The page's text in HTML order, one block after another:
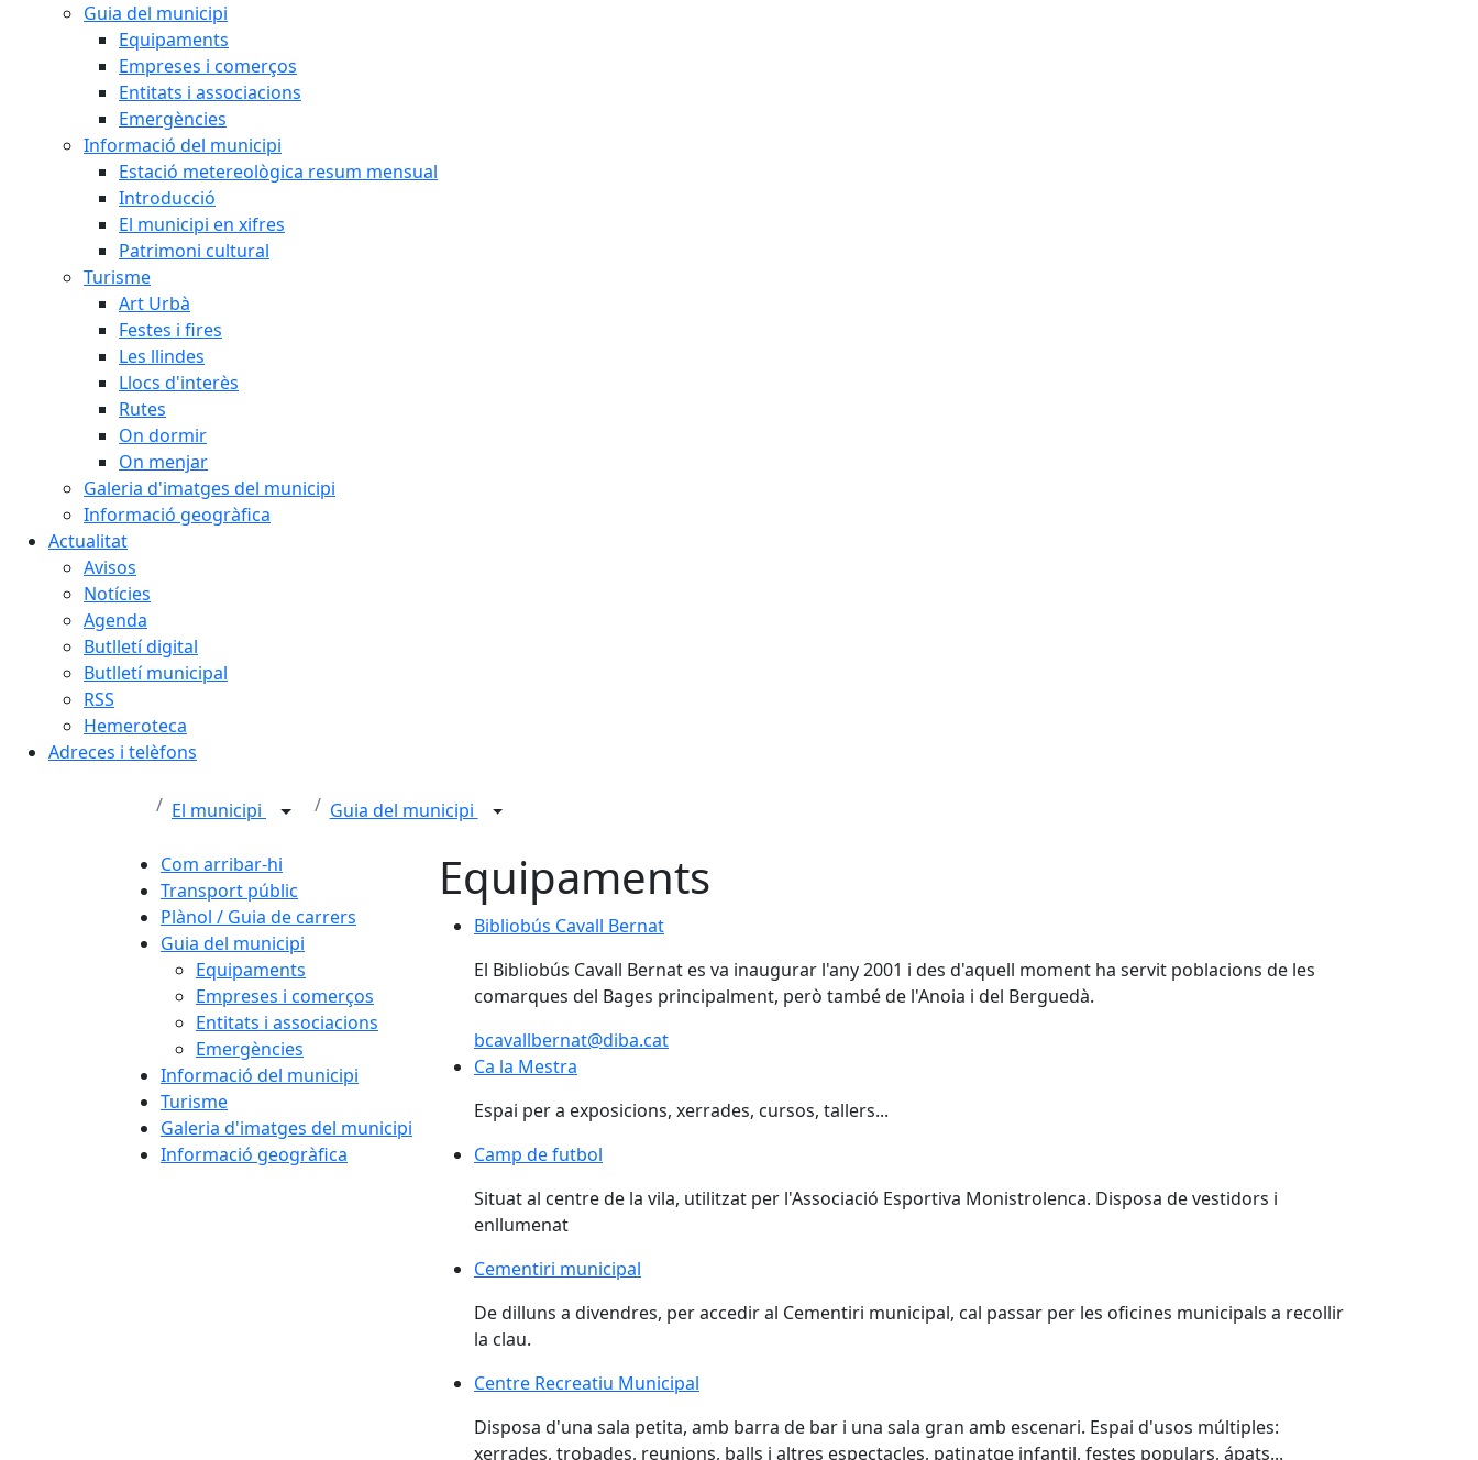
Guia del municipi
Equipaments
Empreses i comerços
Entitats i associacions
Emergències
Informació del municipi
Estació metereològica resum mensual
Introducció
El municipi en xifres
Patrimoni cultural
Turisme
Art Urbà
Festes i fires
Les llindes
Llocs d'interès
Rutes
On dormir
On menjar
Galeria d'imatges del municipi
Informació geogràfica
Actualitat
Avisos
Notícies
Agenda
Butlletí digital
Butlletí municipal
RSS
Hemeroteca
Adreces i telèfons
El municipi Guia del municipi
Com arribar-hi
Transport públic
Plànol / Guia de carrers
Guia del municipi
Equipaments
Empreses i comerços
Entitats i associacions
Emergències
Informació del municipi
Turisme
Galeria d'imatges del municipi
Informació geogràfica
Equipaments
Bibliobús Cavall Bernat
Bibliobús Cavall Bernat
El Bibliobús Cavall Bernat es va inaugurar l'any 2001 i des d'aquell moment ha servit poblacions de les
comarques del Bages principalment, però també de l'Anoia i del Berguedà.
bcavallbernat@diba.cat
Ca la Mestra
Espai per a exposicions, xerrades, cursos, tallers...
Camp de futbol
Camp de futbol
Situat al centre de la vila, utilitzat per l'Associació Esportiva Monistrolenca. Disposa de vestidors i
enllumenat
Cementiri municipal
Cementiri municipal
De dilluns a divendres, per accedir al Cementiri municipal, cal passar per les oficines municipals a recollir
la clau.
Centre Recreatiu Municipal
Centre Recreatiu Municipal
Disposa d'una sala petita, amb barra de bar i una sala gran amb escenari. Espai d'usos múltiples:
xerrades, trobades, reunions, balls i altres espectacles, patinatge infantil, festes populars, ápats...